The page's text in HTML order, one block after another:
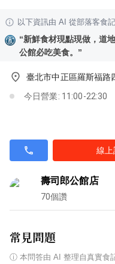
以下資訊由 AI 從部落客食
“新鮮食材現點現做，道
公館必吃美食。 ”
臺北市中正區羅斯福路
今日營業: 11:00-22:30
線上
壽司郎公館店
70個讚
常見問題
ⓘ 本問答由 AI 整理自真實食